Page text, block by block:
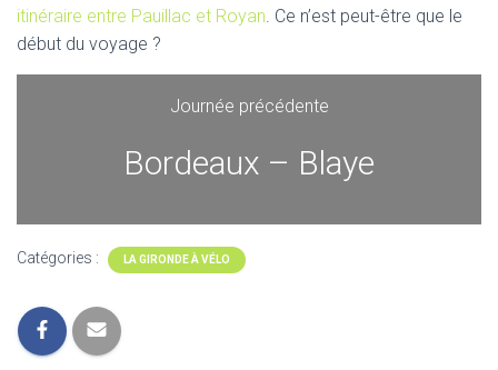
itinéraire entre Pauillac et Royan. Ce n’est peut-être que le
début du voyage ?
Journée précédente
Bordeaux – Blaye
Catégories : LA GIRONDE À VÉLO